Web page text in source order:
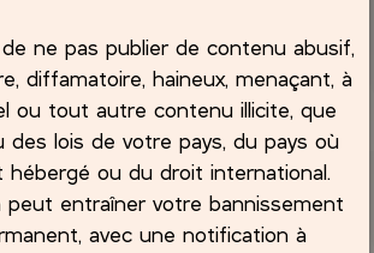
ne pas publier de contenu abusif,
diffamatoire, haineux, menaçant, à
ou tout autre contenu illicite, que
lois de votre pays, du pays où
hébergé ou du droit international.
peut entraîner votre bannissement
avec une notification à